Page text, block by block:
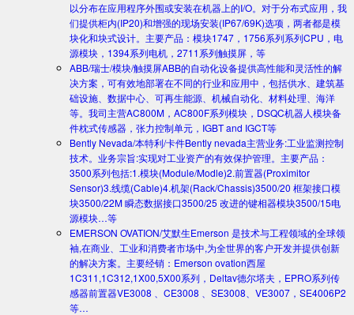
以分布在应用程序外围或安装在机器上的I/O。对于分布式应用，我
们提供柜内(IP20)和增强的现场安装(IP67/69K)选项，两者都是模
块化和块式设计。主要产品：模块1747，1756系列系列CPU，电
源模块，1394系列电机，2711系列触摸屏，等
ABB/瑞士/模块/触摸屏ABB的自动化设备提供高性能和灵活性的解
决方案，可有效地部署在不同的行业和应用中，包括供水、建筑基
础设施、数据中心、可再生能源、机械自动化、材料处理、海洋
等。我司主营AC800M，AC800F系列模块，DSQC机器人模块备
件枕式传感器，张力控制单元，IGBT and IGCT等
Bently Nevada/本特利/卡件Bently nevada主营业务:工业监测控制
技术。业务宗旨:实现对工业资产的有效保护管理。主要产品：
3500系列包括:1.模块(Module/Modle)2.前置器(Proximitor
Sensor)3.线缆(Cable)4.机架(Rack/Chassis)3500/20 框架接口模
块3500/22M 瞬态数据接口3500/25 改进的键相器模块3500/15电
源模块…等
EMERSON OVATION/艾默生Emerson 是技术与工程领域的全球领
袖,在商业、工业和消费者市场中,为全世界的客户开发并提供创新
的解决方案。主要经销：Emerson ovation西屋
1C311,1C312,1X00,5X00系列，Deltav德尔塔夫，EPRO系列传
感器前置器VE3008 、CE3008 、SE3008、VE3007，SE4006P2
等…